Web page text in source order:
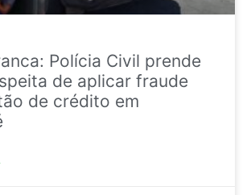
Polícia Civil prende
de aplicar fraude
de crédito em